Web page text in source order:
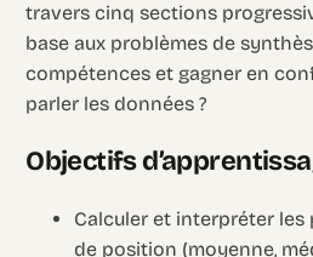
travers cinq sections
base aux problèmes de
compétences et gagner en
parler les données ?
Objectifs
Calculer et interpréter
de position (moyenne,